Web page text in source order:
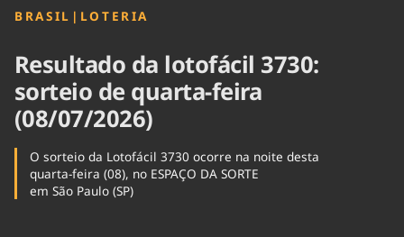
BRASIL | LOTERIA
Resultado da lotofácil 3730:
sorteio de quarta-feira
(08/07/2026)
O sorteio da Lotofácil 3730 ocorre na noite desta
quarta-feira (08), no ESPAÇO DA SORTE
em São Paulo (SP)